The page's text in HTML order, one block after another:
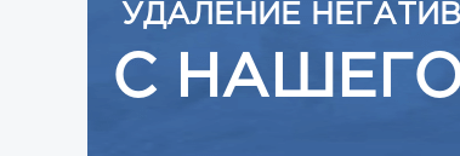
УДАЛЕНИЕ
С